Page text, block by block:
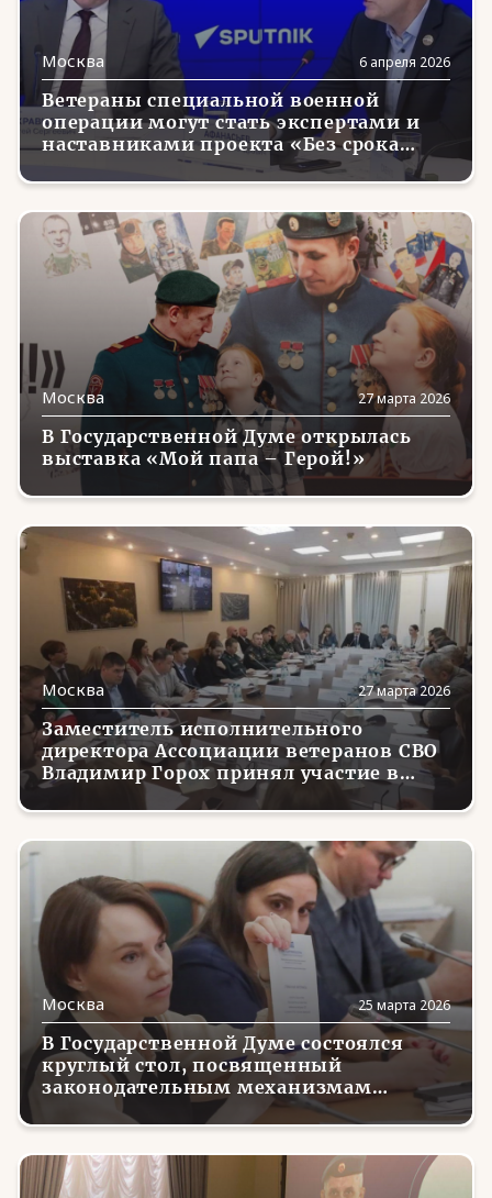
Москва 6 апреля 2026
Ветераны специальной военной
операции могут стать экспертами и
наставниками проекта «Без срока
Москва 27 марта 2026
В Государственной Думе открылась
выставка «Мой папа – Герой!»
Москва 27 марта 2026
Заместитель исполнительного
директора Ассоциации ветеранов СВО
Владимир Горох принял участие в
обсуждении механизмов поддержки
волонтеров, помогающих на
приграничных территориях
Москва 25 марта 2026
В Государственной Думе состоялся
круглый стол, посвященный
законодательным механизмам
вовлечения ветеранов СВО в развитие
АПК и сельских территорий